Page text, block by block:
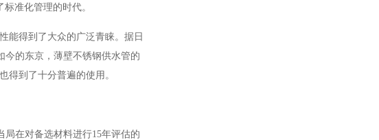
准化管理的时代。
能得到了大众的广泛青睐。据日
今的东京，薄壁不锈钢供水管的
得到了十分普遍的使用。
局在对备选材料进行15年评估的